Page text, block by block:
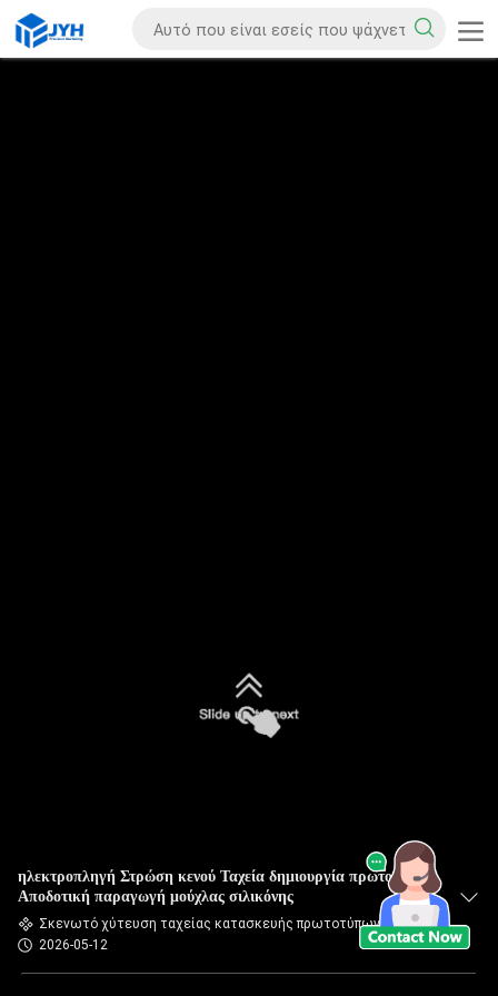
ηλεκτροπληγή Στρώση κενού Ταχεία δημιουργία πρωτοτύπων
Αποδοτική παραγωγή μούχλας σιλικόνης
Σκενωτό χύτευση ταχείας κατασκευής πρωτοτύπων
2026-05-12